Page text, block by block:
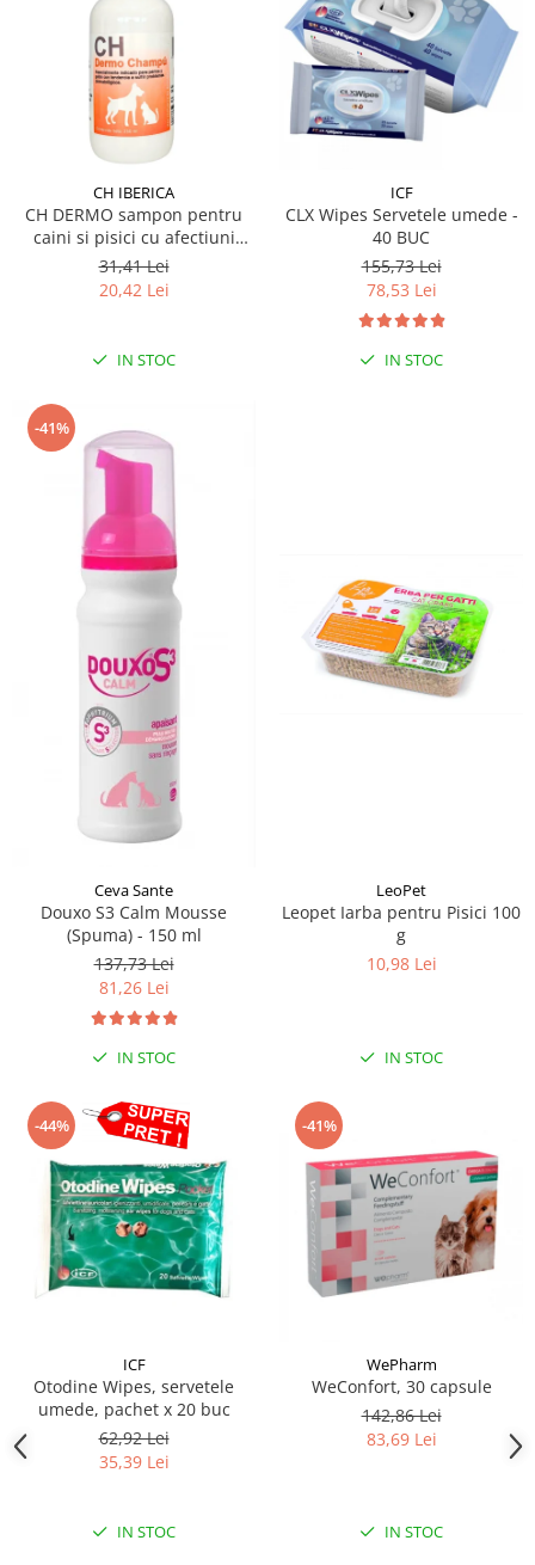
CH IBERICA
CH DERMO sampon pentru
caini si pisici cu afectiuni
dermatologice 250 ml
31,41 Lei
20,42 Lei
IN STOC
ICF
CLX Wipes Servetele umede -
40 BUC
155,73 Lei
78,53 Lei
IN STOC
-41%
Ceva Sante
Douxo S3 Calm Mousse
(Spuma) - 150 ml
137,73 Lei
81,26 Lei
IN STOC
LeoPet
Leopet Iarba pentru Pisici 100
g
10,98 Lei
IN STOC
-44%
ICF
Otodine Wipes, servetele
umede, pachet x 20 buc
62,92 Lei
35,39 Lei
IN STOC
-41%
WePharm
WeConfort, 30 capsule
142,86 Lei
83,69 Lei
IN STOC